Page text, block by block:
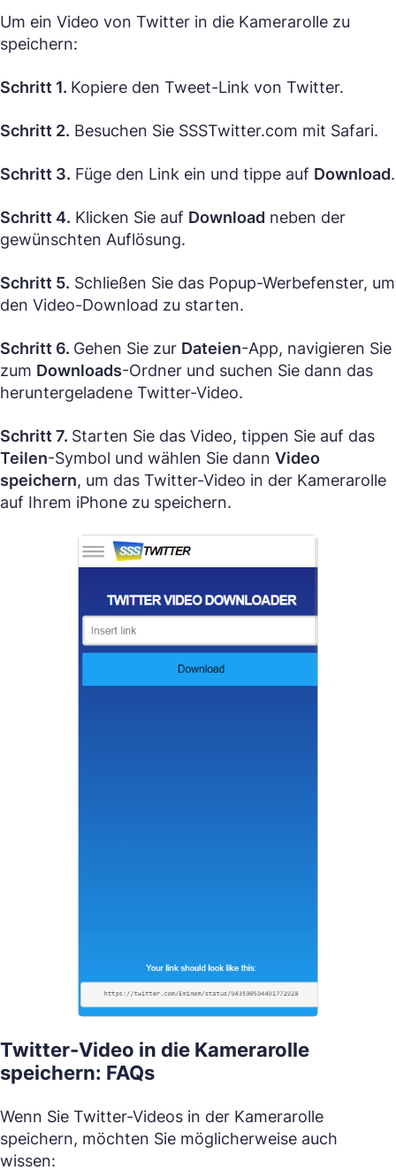
Um ein Video von Twitter in die Kamerarolle zu
speichern:
Schritt 1. Kopiere den Tweet-Link von Twitter.
Schritt 2. Besuchen Sie SSSTwitter.com mit Safari.
Schritt 3. Füge den Link ein und tippe auf Download.
Schritt 4. Klicken Sie auf Download neben der
gewünschten Auflösung.
Schritt 5. Schließen Sie das Popup-Werbefenster, um
den Video-Download zu starten.
Schritt 6. Gehen Sie zur Dateien-App, navigieren Sie
zum Downloads-Ordner und suchen Sie dann das
heruntergeladene Twitter-Video.
Schritt 7. Starten Sie das Video, tippen Sie auf das
Teilen-Symbol und wählen Sie dann Video
speichern, um das Twitter-Video in der Kamerarolle
auf Ihrem iPhone zu speichern.
Twitter-Video in die Kamerarolle
speichern: FAQs
Wenn Sie Twitter-Videos in der Kamerarolle
speichern, möchten Sie möglicherweise auch
wissen: